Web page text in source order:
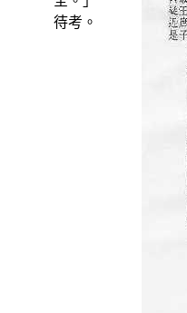
待考。